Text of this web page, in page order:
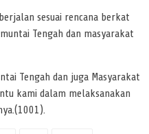
sesuai rencana berkat
Tengah dan masyarakat
Tengah dan juga Masyarakat
kami dalam melaksanakan